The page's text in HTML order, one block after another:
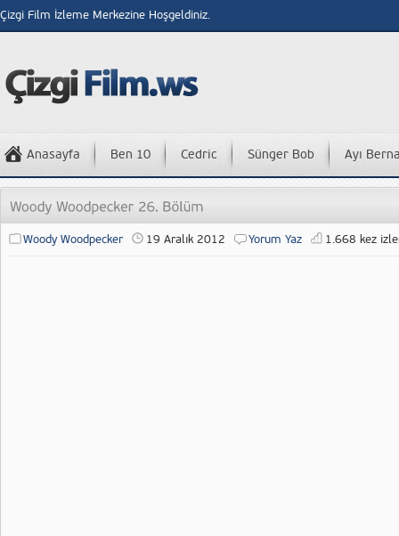
Çizgi Film İzleme Merkezine Hoşgeldiniz.
Anasayfa Ben 10 Cedric Sünger Bob Ayı
Woody Woodpecker 19 Aralık 2012 Yorum Yaz 1.668 kez